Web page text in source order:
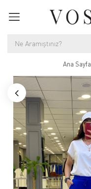
Ana Sayfa